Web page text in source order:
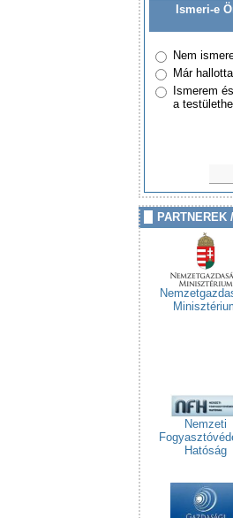
Ismeri-e
Nem
Már
Ismerem
a
PARTNEREK
Nemzeti
Hatóság